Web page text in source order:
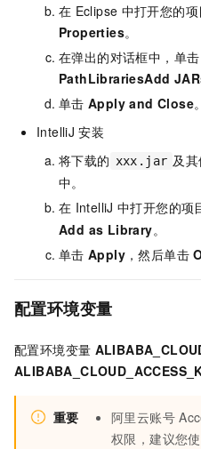
在 Eclipse 中打开您的
Properties。
在弹出的对话框中，单击
PathLibrariesAdd
单击 Apply and Close。
IntelliJ 安装
将下载的 xxx.jar 及
中。
在 IntelliJ 中打开您的项
Add as Library。
单击 Apply ，然后单击
配置环境变量
配置环境变量
重要 阿里云账号
权限，建议您